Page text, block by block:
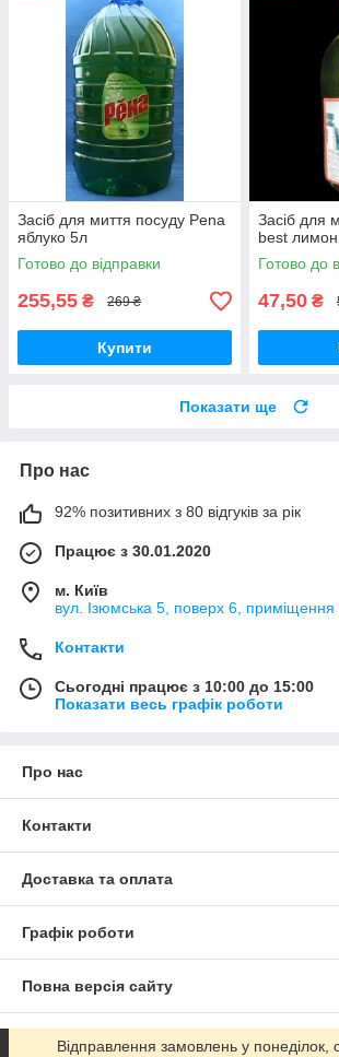
Засіб для миття посуду Pena
яблуко 5л
Готово до відправки
255,55 ₴ 269 ₴
Купити
Засіб для
best
Готово до
47,50 ₴
Показати ще
Про нас
92% позитивних з 80 відгуків за рік
Працює з 30.01.2020
м. Київ
вул. Ізюмська 5, поверх 6, приміщення
Контакти
Сьогодні працює з 10:00 до 15:00
Показати весь графік роботи
Про нас
Контакти
Доставка та оплата
Графік роботи
Повна версія сайту
Сайт створено на маркетплейсіProm.ua
Відправлення замовлень у